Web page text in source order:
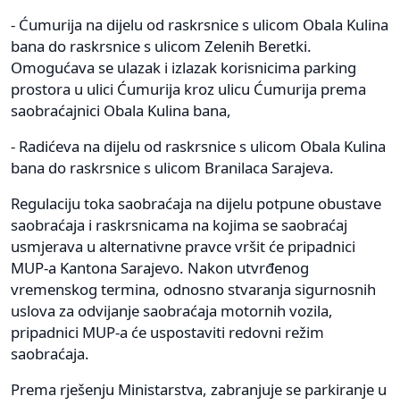
- Ćumurija na dijelu od raskrsnice s ulicom Obala Kulina
bana do raskrsnice s ulicom Zelenih Beretki.
Omogućava se ulazak i izlazak korisnicima parking
prostora u ulici Ćumurija kroz ulicu Ćumurija prema
saobraćajnici Obala Kulina bana,
- Radićeva na dijelu od raskrsnice s ulicom Obala Kulina
bana do raskrsnice s ulicom Branilaca Sarajeva.
Regulaciju toka saobraćaja na dijelu potpune obustave
saobraćaja i raskrsnicama na kojima se saobraćaj
usmjerava u alternativne pravce vršit će pripadnici
MUP-a Kantona Sarajevo. Nakon utvrđenog
vremenskog termina, odnosno stvaranja sigurnosnih
uslova za odvijanje saobraćaja motornih vozila,
pripadnici MUP-a će uspostaviti redovni režim
saobraćaja.
Prema rješenju Ministarstva, zabranjuje se parkiranje u